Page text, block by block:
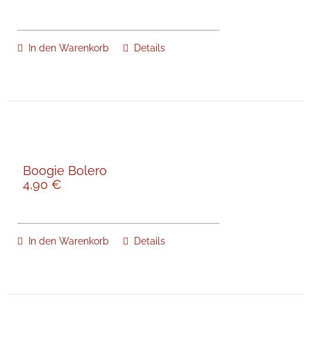
In den Warenkorb Details
Boogie Bolero
4,90 €
In den Warenkorb Details